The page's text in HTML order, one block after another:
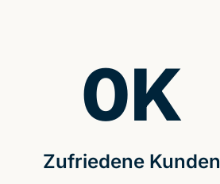
Zufriedene Kunden
0K